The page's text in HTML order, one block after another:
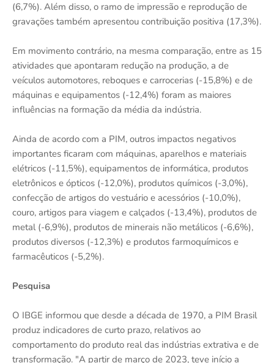
(6,7%). Além disso, o ramo de impressão e reprodução de
gravações também apresentou contribuição positiva (17,3%).
Em movimento contrário, na mesma comparação, entre as 15
atividades que apontaram redução na produção, a de
veículos automotores, reboques e carrocerias (-15,8%) e de
máquinas e equipamentos (-12,4%) foram as maiores
influências na formação da média da indústria.
Ainda de acordo com a PIM, outros impactos negativos
importantes ficaram com máquinas, aparelhos e materiais
elétricos (-11,5%), equipamentos de informática, produtos
eletrônicos e ópticos (-12,0%), produtos químicos (-3,0%),
confecção de artigos do vestuário e acessórios (-10,0%),
couro, artigos para viagem e calçados (-13,4%), produtos de
metal (-6,9%), produtos de minerais não metálicos (-6,6%),
produtos diversos (-12,3%) e produtos farmoquímicos e
farmacêuticos (-5,2%).
Pesquisa
O IBGE informou que desde a década de 1970, a PIM Brasil
produz indicadores de curto prazo, relativos ao
comportamento do produto real das indústrias extrativa e de
transformação. "A partir de março de 2023, teve início a